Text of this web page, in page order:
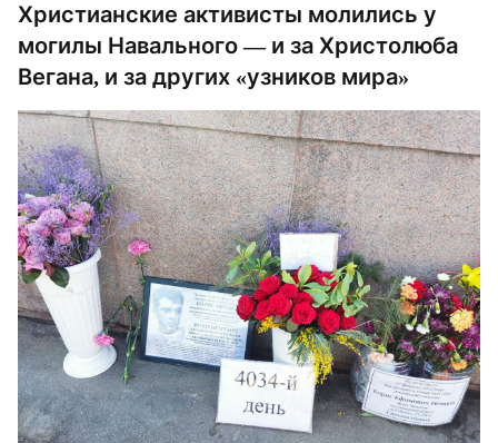
Христианские активисты молились у
могилы Навального — и за Христолюба
Вегана, и за других «узников мира»